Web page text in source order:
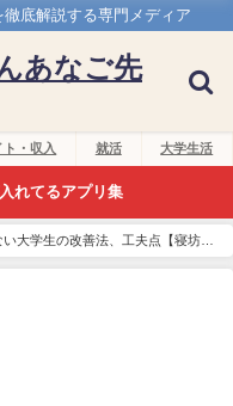
底解説する専門メディア
あなご先
ト・収入 就活 大学生活
れてるアプリ集
い大学生の改善法、工夫点【寝坊し